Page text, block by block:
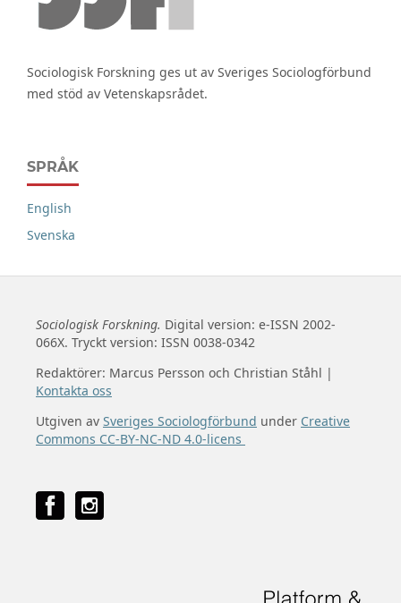
Sociologisk Forskning ges ut av Sveriges Sociologförbund
med stöd av Vetenskapsrådet.
SPRÅK
English
Svenska
Sociologisk Forskning. Digital version: e-ISSN 2002-
066X. Tryckt version: ISSN 0038-0342
Redaktörer: Marcus Persson och Christian Ståhl |
Kontakta oss
Utgiven av Sveriges Sociologförbund under Creative
Commons CC-BY-NC-ND 4.0-licens